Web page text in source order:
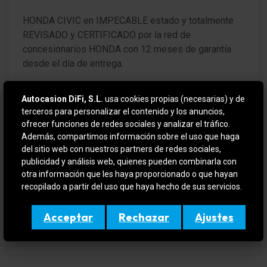
Luz de día LED
Limpiaparabrisas con Sensor de lluvia
Paragolpes color carrocería
Lunas tintadas
Lunas detrás tintadas (Privacy Glass)
Sistema de audio: Radio con Lector de CD (apto
DAB-Tuner (Receptor de radio digital)
Sistema de sonido
HONDA CIVIC en IMPECABLE estado y totalmente
REVISADO y CERTIFICADO por la red de
concesionarios HONDA con 12 meses de garantía
desde el día de entrega.
VEHICULO EN OFERTA SI SE FINANCIA
Para más información contactar por teléfono o e-mail
o si quiere verlo y probarlo sin compromiso en (
DIFIMOLINS / DIFIGIRONA ). Amplio stock en
constante renovación, aceptamos su vehículo como
forma de pago.
Este anuncio no es vinculante, puede contener
errores, se muestra a titulo informativo y no
Autocasion DiFi, S.L. usa cookies propias (necesarias) y de
terceros para personalizar el contenido y los anuncios,
ofrecer funciones de redes sociales y analizar el tráfico.
Además, compartimos información sobre el uso que haga
del sitio web con nuestros partners de redes sociales,
publicidad y análisis web, quienes pueden combinarla con
otra información que les haya proporcionado o que hayan
recopilado a partir del uso que haya hecho de sus servicios.
Acceptar Rechazar Ajustes